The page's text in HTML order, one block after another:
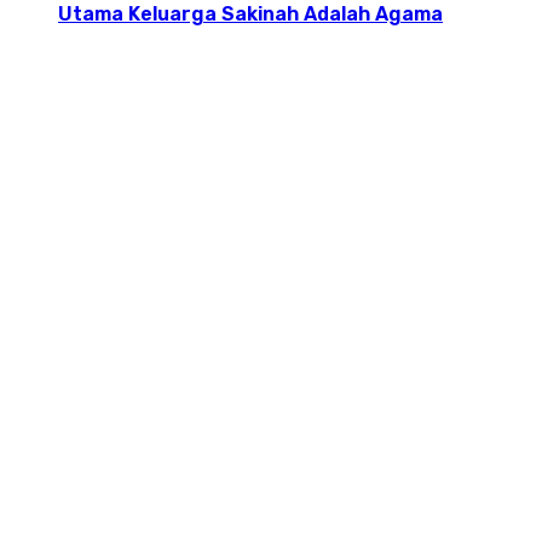
Utama Keluarga Sakinah Adalah Agama